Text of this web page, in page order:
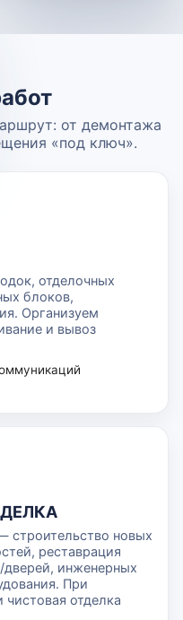
от демонтажа
«под ключ».
отделочных
блоков,
Организуем
и вывоз
строительство новых
реставрация
дверей, инженерных
При
отделка